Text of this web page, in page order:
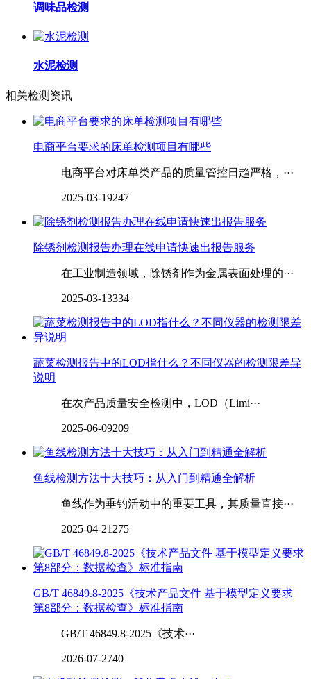
调味品检测
水泥检测
相关检测资讯
电商平台要求的床单检测项目有哪些
电商平台对床单类产品的质量管控日趋严格，···
2025-03-19247
除锈剂检测报告办理在线申请快速出报告服务
在工业制造领域，除锈剂作为金属表面处理的···
2025-03-13334
蔬菜检测报告中的LOD指什么？不同仪器的检测限差异
说明
在农产品质量安全检测中，LOD（Limi···
2025-06-09209
鱼线检测方法十大技巧：从入门到精通全解析
鱼线作为垂钓活动中的重要工具，其质量直接···
2025-04-21 275
GB/T 46849.8-2025《技术产品文件 基于模型定义要求
第8部分：数据检查》标准指南
GB/T 46849.8-2025《技术···
2026-07-2740